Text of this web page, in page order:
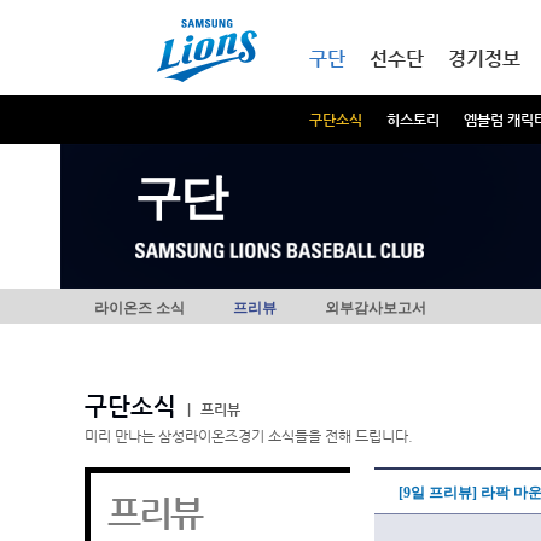
구단
구단소식 히스토리 엠블럼 캐릭
선수단 경기정보
구단
라이온즈 소식 프리뷰 외부감사보고서
구단소식
프리뷰
미리 만나는 삼성라이온즈경기 소식들을 전해 드립니다.
프리뷰 [9일 프리뷰] 라팍 마